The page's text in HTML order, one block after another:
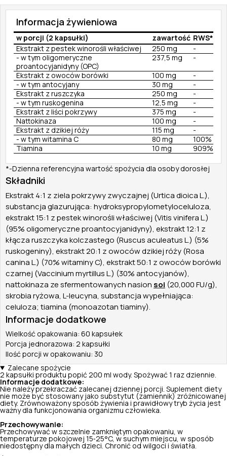
Informacja żywieniowa
w porcji (2 kapsułki) zawartość RWS*
Ekstrakt z pestek winorośli właściwej
250 mg
-
- w tym oligomeryczne
proantocyjanidyny (OPC)
237,5 mg -
Ekstrakt z owoców borówki 100 mg
-
- w tym antocyjany
30 mg
-
Ekstrakt z ruszczyka
250 mg
-
- w tym ruskogenina
12,5 mg
-
Ekstrakt z liści pokrzywy
375 mg
-
Nattokinaza
100 mg
-
Ekstrakt z dzikiej róży
115 mg
-
- w tym witamina C
80 mg
100%
Tiamina
10 mg 909%
*-Dzienna referencyjna wartość spożycia dla osoby dorosłej
Składniki
Ekstrakt 4:1 z ziela pokrzywy zwyczajnej (Urtica dioica L.),
substancja glazurująca: hydroksypropylometyloceluloza,
ekstrakt 15:1 z pestek winorośli właściwej (Vitis vinifera L.)
(95% oligomeryczne proantocyjanidyny), ekstrakt 12:1 z
kłącza ruszczyka kolczastego (Ruscus aculeatus L.) (5%
ruskogeniny), ekstrakt 20:1 z owoców dzikiej róży (Rosa
canina L.) (70% witaminy C), ekstrakt 50:1 z owoców borówki
czarnej (Vaccinium myrtillus L.) (30% antocyjanów),
nattokinaza ze sfermentowanych nasion soi (20,000 FU/g),
skrobia ryżowa, L-leucyna, substancja wypełniająca:
celuloza; tiamina (monoazotan tiaminy).
Informacje dodatkowe
Wielkość opakowania: 60 kapsułek
Porcja jednorazowa: 2 kapsułki
Ilość porcji w opakowaniu: 30
Zalecane spożycie
2 kapsułki produktu popić 200 ml wody. Spożywać 1 raz dziennie.
Informacje dodatkowe:
Nie należy przekraczać zalecanej dziennej porcji. Suplement diety
nie może być stosowany jako substytut (zamiennik) zróżnicowanej
diety. Zrównoważony sposób żywienia i prawidłowy tryb życia jest
ważny dla funkcjonowania organizmu człowieka.
Przechowywanie:
Przechowywać w szczelnie zamkniętym opakowaniu, w
temperaturze pokojowej 15‑25°C, w suchym miejscu, w sposób
niedostępny dla małych dzieci. Chronić od wilgoci i światła.